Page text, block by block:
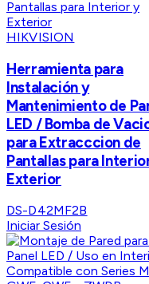
HIKVISION
Herramienta para
Instalación y
Mantenimiento de
LED / Bomba de
para Extracccion de
Pantallas para
Exterior
DS-D42MF2B
Iniciar Sesión